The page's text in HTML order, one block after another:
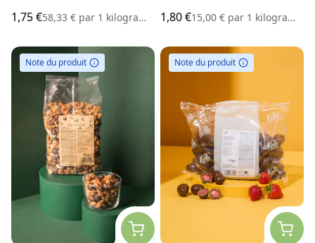
1,75 €58,33 € par 1 kilogramme
1,80 €15,00 € par 1 kilogramme
Note du produit Note du produit